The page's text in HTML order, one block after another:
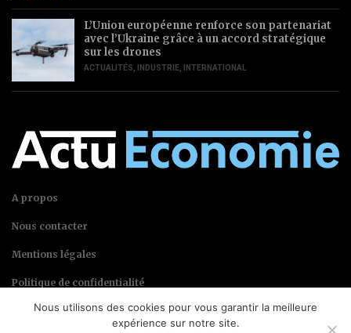
L’Union européenne renforce son partenariat
avec l’Ukraine grâce à un accord stratégique
sur les drones
ACTUALITÉS, INDUSTRIE, INTERNATIONAL
A propos
Nous contacter
Mentions légales
Politique de confidentialité
Nous utilisons des cookies pour vous garantir la meilleure
expérience sur notre site.